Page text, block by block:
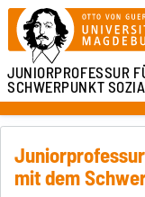
JUNIORPROFESSUR
SCHWERPUNKT
mit dem